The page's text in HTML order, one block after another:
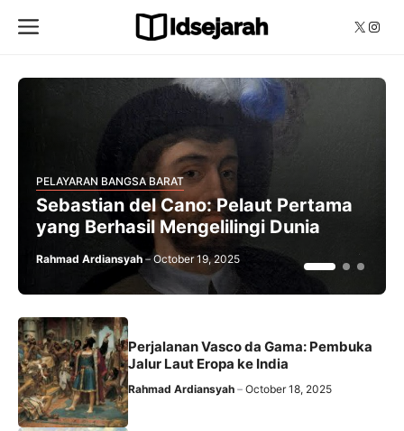
X
Menu
PELAYARAN BANGSA BARAT
Sebastian del Cano: Pelaut Pertama
yang Berhasil Mengelilingi Dunia
Rahmad Ardiansyah October 19, 2025
Perjalanan Vasco da Gama: Pembuka
Jalur Laut Eropa ke India
Rahmad Ardiansyah October 18, 2025